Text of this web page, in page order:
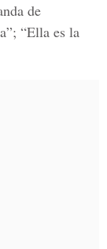
de
“Ella es la